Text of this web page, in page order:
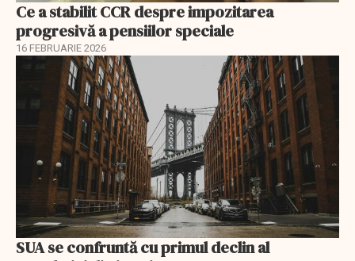
Ce a stabilit CCR despre impozitarea
progresivă a pensiilor speciale
16 FEBRUARIE 2026
SUA se confruntă cu primul declin al